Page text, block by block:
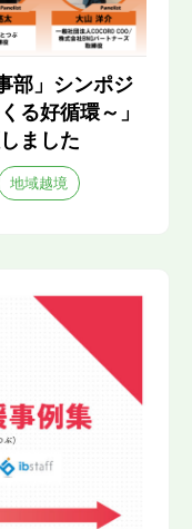
部」シンポジ
る好循環～」
ました
地域越境